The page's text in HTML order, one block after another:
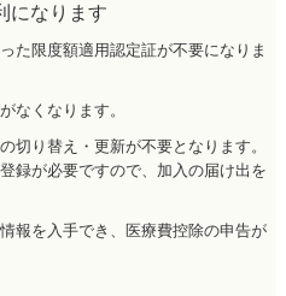
になります
た限度額適用認定証が不要になりま
なくなります。
切り替え・更新が不要となります。
録が必要ですので、加入の届け出を
報を入手でき、医療費控除の申告が